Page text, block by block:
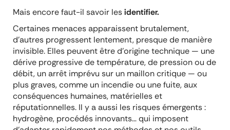
Mais encore faut-il savoir lesidentifier.
Certaines menaces apparaissent brutalement,
d’autres progressent lentement, presque de manière
invisible. Elles peuvent être d’origine technique — une
dérive progressive de température, de pression ou de
débit, un arrêt imprévu sur un maillon critique — ou
plus graves, comme un incendie ou une fuite, aux
conséquences humaines, matérielles et
réputationnelles. Il y a aussi les risques émergents :
hydrogène, procédés innovants… qui imposent